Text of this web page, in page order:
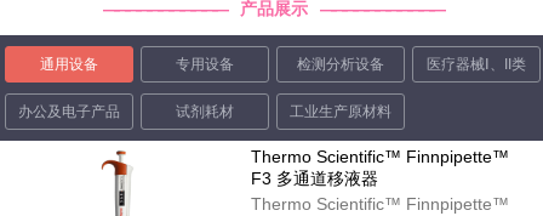
产品展示
通用设备 专用设备 检测分析设备 医疗器械Ⅰ、II类
办公及电子产品 试剂耗材 工业生产原材料
Thermo Scientific™ Finnpipette™
F3 多通道移液器
Thermo Scientific™ Finnpipette™